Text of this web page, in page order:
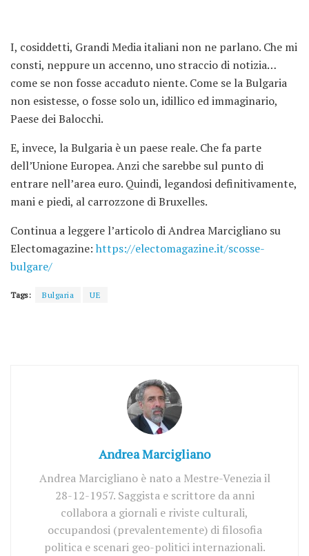
I, cosiddetti, Grandi Media italiani non ne parlano. Che mi
consti, neppure un accenno, uno straccio di notizia…
come se non fosse accaduto niente. Come se la Bulgaria
non esistesse, o fosse solo un, idillico ed immaginario,
Paese dei Balocchi.
E, invece, la Bulgaria è un paese reale. Che fa parte
dell’Unione Europea. Anzi che sarebbe sul punto di
entrare nell’area euro. Quindi, legandosi definitivamente,
mani e piedi, al carrozzone di Bruxelles.
Continua a leggere l’articolo di Andrea Marcigliano su
Electomagazine: https://electomagazine.it/scosse-
bulgare/
Tags: Bulgaria UE
Andrea Marcigliano
Andrea Marcigliano è nato a Mestre-Venezia il
28-12-1957. Saggista e scrittore da anni
collabora a giornali e riviste culturali,
occupandosi (prevalentemente) di filosofia
politica e scenari geo-politici internazionali.